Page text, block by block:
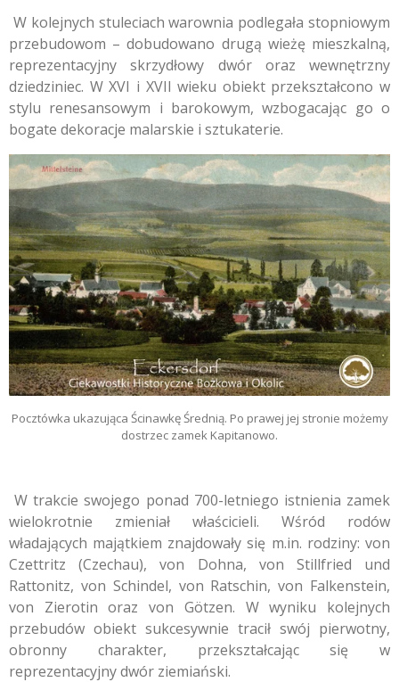
W kolejnych stuleciach warownia podlegała stopniowym
przebudowom – dobudowano drugą wieżę mieszkalną,
reprezentacyjny skrzydłowy dwór oraz wewnętrzny
dziedziniec. W XVI i XVII wieku obiekt przekształcono w
stylu renesansowym i barokowym, wzbogacając go o
bogate dekoracje malarskie i sztukaterie.
Pocztówka ukazująca Ścinawkę Średnią. Po prawej jej stronie możemy
dostrzec zamek Kapitanowo.
W trakcie swojego ponad 700-letniego istnienia zamek
wielokrotnie zmieniał właścicieli. Wśród rodów
władających majątkiem znajdowały się m.in. rodziny: von
Czettritz (Czechau), von Dohna, von Stillfried und
Rattonitz, von Schindel, von Ratschin, von Falkenstein,
von Zierotin oraz von Götzen. W wyniku kolejnych
przebudów obiekt sukcesywnie tracił swój pierwotny,
obronny charakter, przekształcając się w
reprezentacyjny dwór ziemiański.